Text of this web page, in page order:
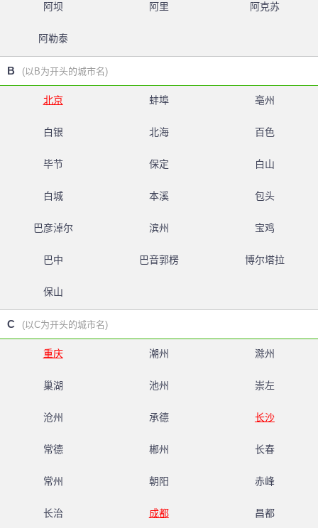
阿坝 阿里 阿克苏
阿勒泰
B (以B为开头的城市名)
北京 蚌埠 亳州
白银 北海 百色
毕节 保定 白山
白城 本溪 包头
巴彦淖尔 滨州 宝鸡
巴中 巴音郭楞 博尔塔拉
保山
C (以C为开头的城市名)
重庆 潮州 滁州
巢湖 池州 崇左
沧州 承德 长沙
常德 郴州 长春
常州 朝阳 赤峰
长治 成都 昌都